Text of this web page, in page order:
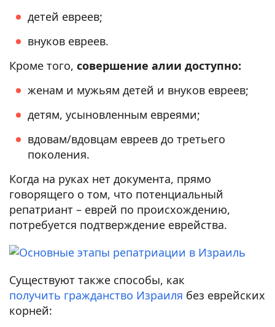
детей евреев;
внуков евреев.
Кроме того, совершение алии доступно:
женам и мужьям детей и внуков евреев;
детям, усыновленным евреями;
вдовам/вдовцам евреев до третьего
поколения.
Когда на руках нет документа, прямо
говорящего о том, что потенциальный
репатриант – еврей по происхождению,
потребуется подтверждение еврейства.
Существуют также способы, как
получить гражданство Израиля без еврейских
корней: